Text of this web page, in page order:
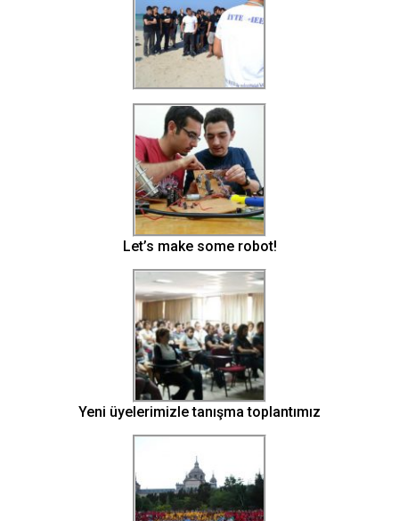
Let’s make some robot!
Yeni üyelerimizle tanışma toplantımız